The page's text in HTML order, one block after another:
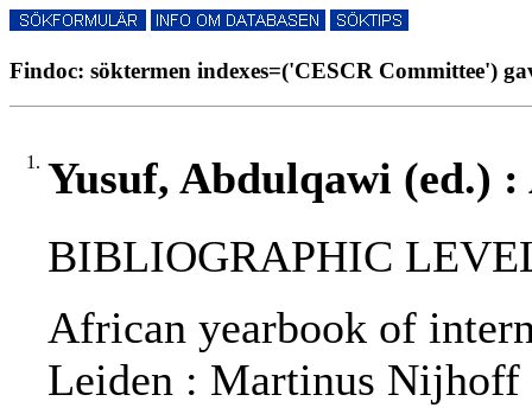
Findoc: söktermen indexes=('CESCR Committee')
1. Yusuf, Abdulqawi (ed.)
BIBLIOGRAPHIC
African yearbook of
Leiden : Martinus Nijhoff